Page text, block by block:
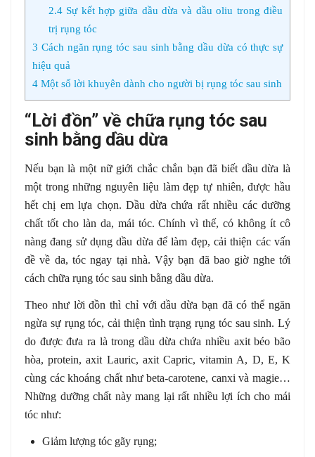
2.4Sự kết hợp giữa dầu dừa và dầu oliu trong điều
trị rụng tóc
3 Cách ngăn rụng tóc sau sinh bằng dầu dừa có thực sự
hiệu quả
4 Một số lời khuyên dành cho người bị rụng tóc sau sinh
“Lời đồn” về chữa rụng tóc sau
sinh bằng dầu dừa
Nếu bạn là một nữ giới chắc chắn bạn đã biết dầu dừa là
một trong những nguyên liệu làm đẹp tự nhiên, được hầu
hết chị em lựa chọn. Dầu dừa chứa rất nhiều các dưỡng
chất tốt cho làn da, mái tóc. Chính vì thế, có không ít cô
nàng đang sử dụng dầu dừa để làm đẹp, cải thiện các vấn
đề về da, tóc ngay tại nhà. Vậy bạn đã bao giờ nghe tới
cách chữa rụng tóc sau sinh bằng dầu dừa.
Theo như lời đồn thì chỉ với dầu dừa bạn đã có thể ngăn
ngừa sự rụng tóc, cải thiện tình trạng rụng tóc sau sinh. Lý
do được đưa ra là trong dầu dừa chứa nhiều axit béo bão
hòa, protein, axit Lauric, axit Capric, vitamin A, D, E, K
cùng các khoáng chất như beta-carotene, canxi và magie…
Những dưỡng chất này mang lại rất nhiều lợi ích cho mái
tóc như:
Giảm lượng tóc gãy rụng;